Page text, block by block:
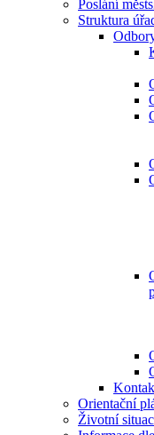
Poslání
Struktura
Orientační
Životní